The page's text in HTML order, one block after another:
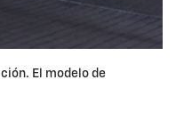
El modelo de